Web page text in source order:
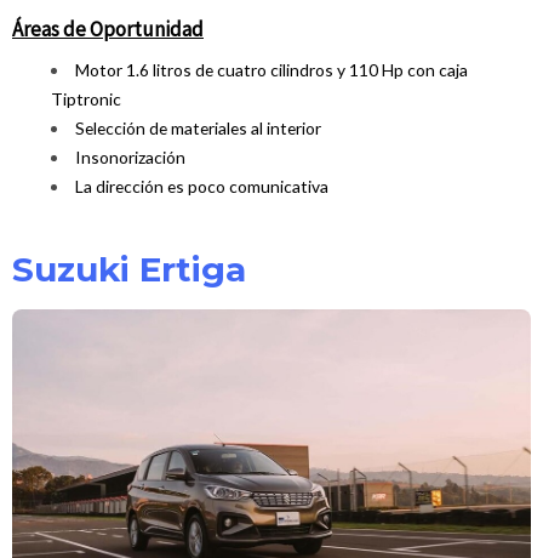
Áreas de Oportunidad
Motor 1.6 litros de cuatro cilindros y 110 Hp con caja
Tiptronic
Selección de materiales al interior
Insonorización
La dirección es poco comunicativa
Suzuki Ertiga